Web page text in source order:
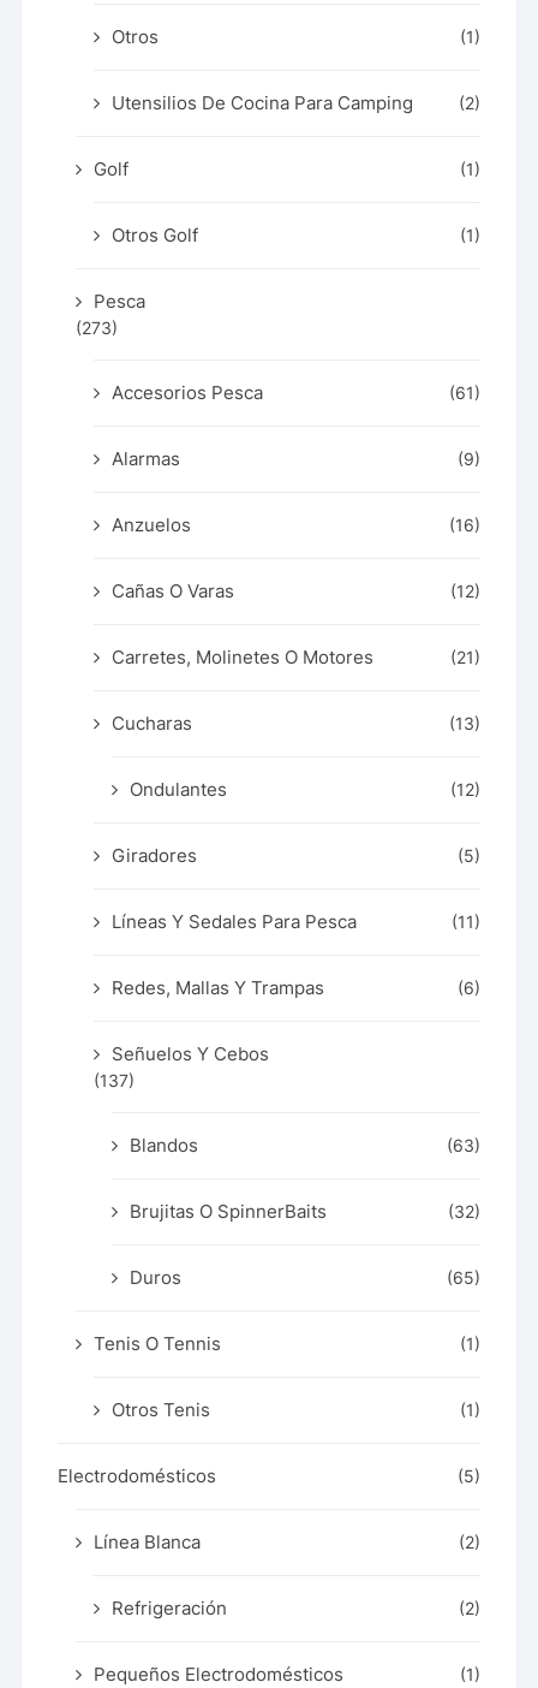
Otros (1)
Utensilios De Cocina Para Camping (2)
Golf (1)
Otros Golf (1)
Pesca
(273)
Accesorios Pesca (61)
Alarmas (9)
Anzuelos (16)
Cañas O Varas (12)
Carretes, Molinetes O Motores (21)
Cucharas (13)
Ondulantes (12)
Giradores (5)
Líneas Y Sedales Para Pesca (11)
Redes, Mallas Y Trampas (6)
Señuelos Y Cebos
(137)
Blandos (63)
Brujitas O SpinnerBaits (32)
Duros (65)
Tenis O Tennis (1)
Otros Tenis (1)
Electrodomésticos (5)
Línea Blanca (2)
Refrigeración (2)
Pequeños Electrodomésticos (1)